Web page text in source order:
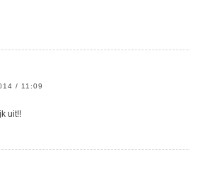
/ 11:09
uit!!